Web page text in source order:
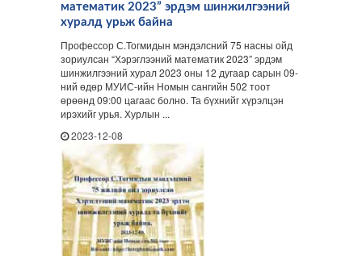
математик 2023” эрдэм шинжилгээний
хуралд урьж байна
Профессор С.Тогмидын мэндэлсний 75 насны ойд
зориулсан “Хэрэглээний математик 2023” эрдэм
шинжилгээний хурал 2023 оны 12 дугаар сарын 09-
ний өдөр МУИС-ийн Номын сангийн 502 тоот
өрөөнд 09:00 цагаас болно. Та бүхнийг хүрэлцэн
ирэхийг урья. Хурлын ...
2023-12-08